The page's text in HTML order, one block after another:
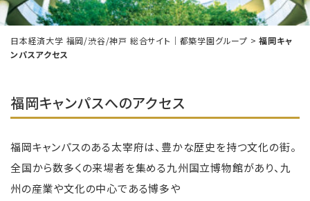
日本経済大学 福岡/渋谷/神戸 総合サイト｜都築学園グループ >福岡キャ
ンパスアクセス
福岡キャンパスへのアクセス
福岡キャンパスのある太宰府は、豊かな歴史を持つ文化の街。
全国から数多くの来場者を集める九州国立博物館があり、九
州の産業や文化の中心である博多や